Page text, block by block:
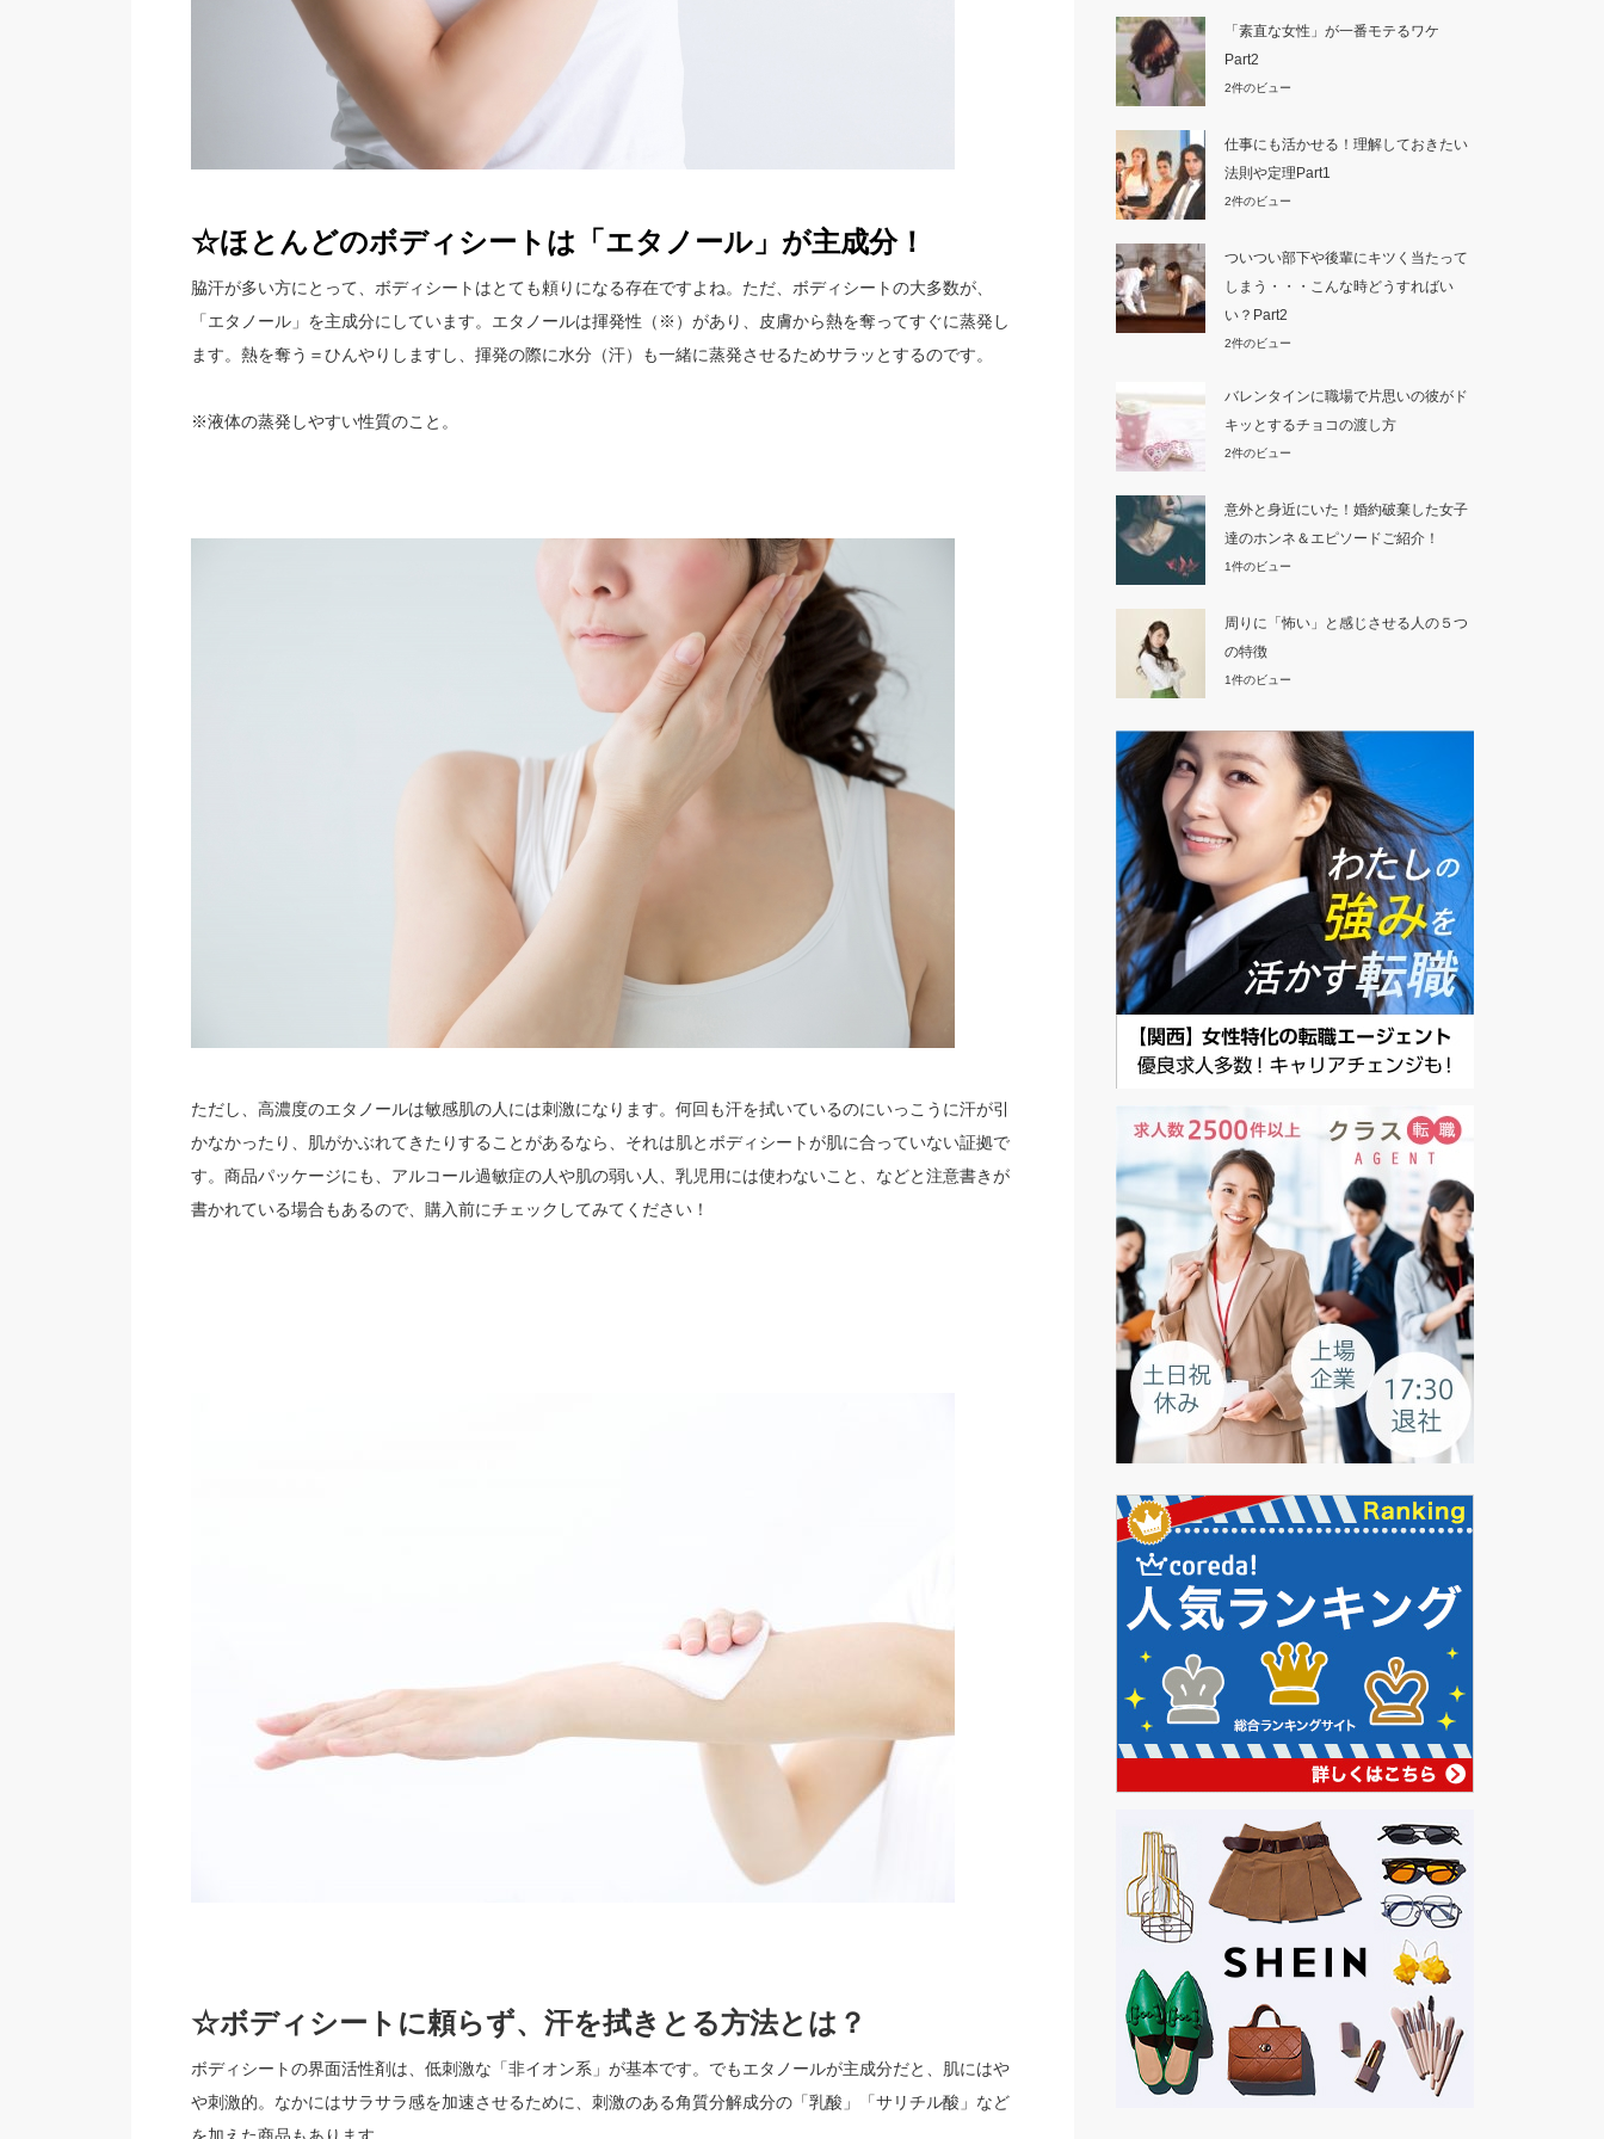
☆ほとんどのボディシートは「エタノール」が主成分！
脇汗が多い方にとって、ボディシートはとても頼りになる存在ですよね。ただ、ボディシートの大多数が、
「エタノール」を主成分にしています。エタノールは揮発性（※）があり、皮膚から熱を奪ってすぐに蒸発し
ます。熱を奪う＝ひんやりしますし、揮発の際に水分（汗）も一緒に蒸発させるためサラッとするのです。
※液体の蒸発しやすい性質のこと。
ただし、高濃度のエタノールは敏感肌の人には刺激になります。何回も汗を拭いているのにいっこうに汗が引
かなかったり、肌がかぶれてきたりすることがあるなら、それは肌とボディシートが肌に合っていない証拠で
す。商品パッケージにも、アルコール過敏症の人や肌の弱い人、乳児用には使わないこと、などと注意書きが
書かれている場合もあるので、購入前にチェックしてみてください！
☆ボディシートに頼らず、汗を拭きとる方法とは？
ボディシートの界面活性剤は、低刺激な「非イオン系」が基本です。でもエタノールが主成分だと、肌にはや
や刺激的。なかにはサラサラ感を加速させるために、刺激のある角質分解成分の「乳酸」「サリチル酸」など
「素直な女性」が一番モテるワケ
Part2
2件のビュー
仕事にも活かせる！理解しておきたい
法則や定理Part1
2件のビュー
ついつい部下や後輩にキツく当たって
しまう・・・こんな時どうすればい
い？Part2
2件のビュー
バレンタインに職場で片思いの彼がド
キッとするチョコの渡し方
2件のビュー
意外と身近にいた！婚約破棄した女子
達のホンネ＆エピソードご紹介！
1件のビュー
周りに「怖い」と感じさせる人の５つ
の特徴
1件のビュー